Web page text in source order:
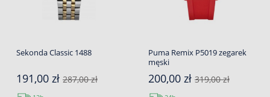
Sekonda Classic 1488
191,00 zł 287,00 zł
Puma Remix P5019 zegarek
męski
200,00 zł 319,00 zł